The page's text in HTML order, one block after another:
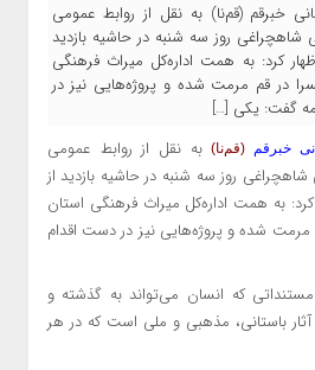
خبرقم (قم‌نا) به نقل از روابط عمومی
شاهچراغی روز سه شنبه در حاشیه بازدید
کرد: به همت اداره‌کل میراث فرهنگی
به امروز ۱۳ کاروانسرا در قم مرمت شده و پروژه‌هایی نیز در
گفت: یکی […]
خبرقم (قم‌نا)
به نقل از روابط عمومی
روز سه شنبه در حاشیه بازدید از
به همت اداره‌کل میراث فرهنگی استان
در قم مرمت شده و پروژه‌هایی نیز در دست اقدام
که انسان می‌تواند به گذشته و
باستانی، مذهبی و ملی است که در هر